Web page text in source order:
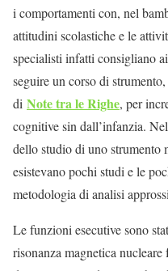
i comportamenti con, nel
attitudini scolastiche e le
specialisti infatti consigliano
seguire un corso di
di Note tra le Righe, per
cognitive sin dall’infanzia.
dello studio di uno strumento
esistevano pochi studi e le
metodologia di analisi
Le funzioni esecutive sono
risonanza magnetica